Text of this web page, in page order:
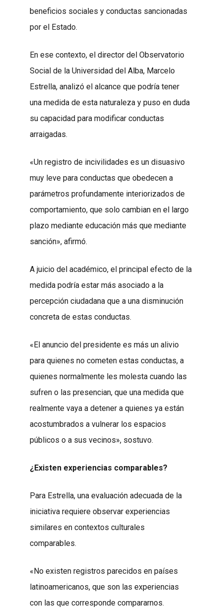
beneficios sociales y conductas sancionadas
por el Estado.
En ese contexto, el director del Observatorio
Social de la Universidad del Alba, Marcelo
Estrella, analizó el alcance que podría tener
una medida de esta naturaleza y puso en duda
su capacidad para modificar conductas
arraigadas.
«Un registro de incivilidades es un disuasivo
muy leve para conductas que obedecen a
parámetros profundamente interiorizados de
comportamiento, que solo cambian en el largo
plazo mediante educación más que mediante
sanción», afirmó.
A juicio del académico, el principal efecto de la
medida podría estar más asociado a la
percepción ciudadana que a una disminución
concreta de estas conductas.
«El anuncio del presidente es más un alivio
para quienes no cometen estas conductas, a
quienes normalmente les molesta cuando las
sufren o las presencian, que una medida que
realmente vaya a detener a quienes ya están
acostumbrados a vulnerar los espacios
públicos o a sus vecinos», sostuvo.
¿Existen experiencias comparables?
Para Estrella, una evaluación adecuada de la
iniciativa requiere observar experiencias
similares en contextos culturales
comparables.
«No existen registros parecidos en países
latinoamericanos, que son las experiencias
con las que corresponde compararnos.